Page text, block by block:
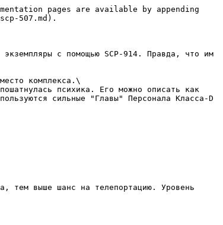
pages are available by appending
507.md).
с помощью SCP-914. Правда, что им
комплекса.\
психика. Его можно описать как
сильные "Главы" Персонала Класса-D
тем выше шанс на телепортацию. Уровень